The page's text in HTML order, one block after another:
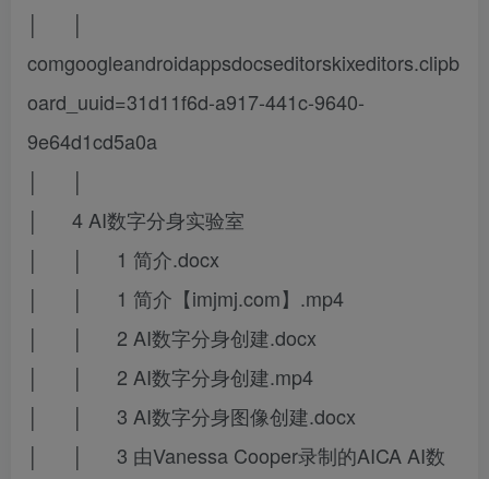
│ │
comgoogleandroidappsdocseditorskixeditors.clipb
oard_uuid=31d11f6d-a917-441c-9640-
9e64d1cd5a0a
│ │
│ 4 AI数字分身实验室
│ │ 1 简介.docx
│ │ 1 简介【imjmj.com】.mp4
│ │ 2 AI数字分身创建.docx
│ │ 2 AI数字分身创建.mp4
│ │ 3 AI数字分身图像创建.docx
│ │ 3 由Vanessa Cooper录制的AICA AI数